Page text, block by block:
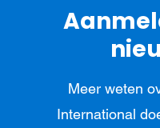
Meer weten
International